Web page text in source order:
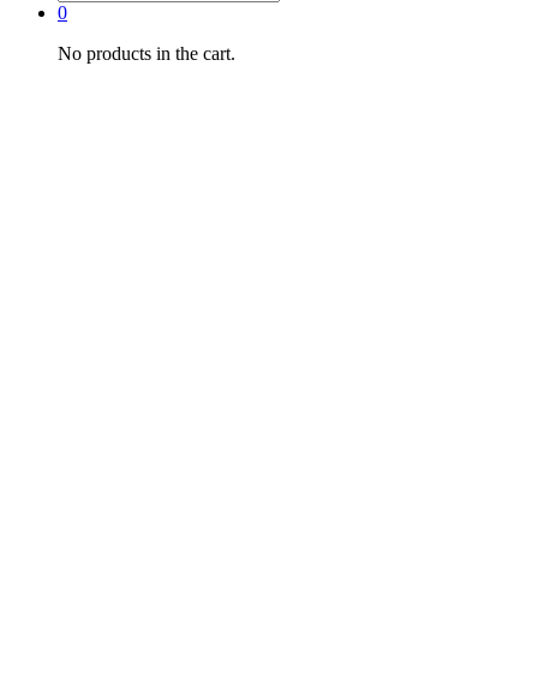
0
No products in the cart.